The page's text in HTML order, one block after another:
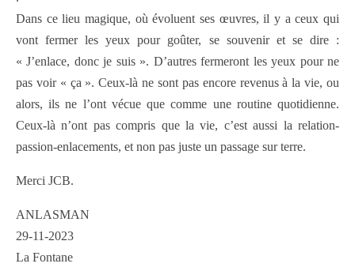
Dans ce lieu magique, où évoluent ses œuvres, il y a ceux qui
vont fermer les yeux pour goûter, se souvenir et se dire :
« J’enlace, donc je suis ». D’autres fermeront les yeux pour ne
pas voir « ça ». Ceux-là ne sont pas encore revenus à la vie, ou
alors, ils ne l’ont vécue que comme une routine quotidienne.
Ceux-là n’ont pas compris que la vie, c’est aussi la relation-
passion-enlacements, et non pas juste un passage sur terre.
Merci JCB.
ANLASMAN
29-11-2023
La Fontane